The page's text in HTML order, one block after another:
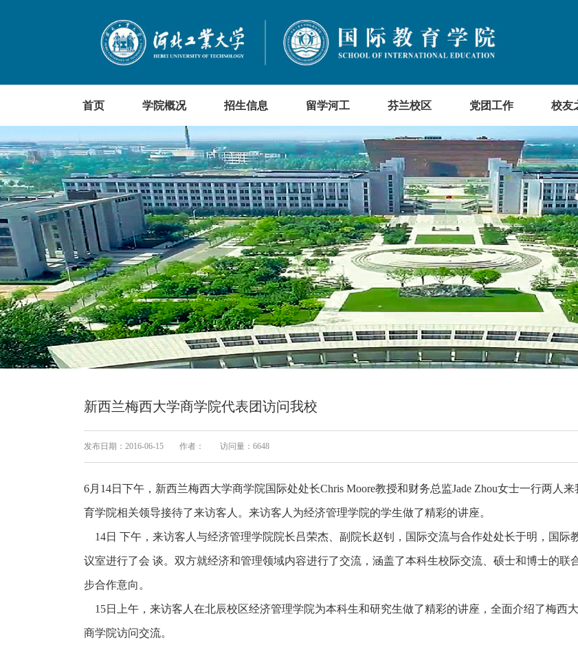
首页 学院概况 招生信息 留学河工 芬兰校区 党团工作 校友
新西兰梅西大学商学院代表团访问我校
发布日期：2016-06-15 作者： 访问量： 6648
6月14日下午，新西兰梅西大学商学院国际处处长Chris Moore教授和财务总监Jade Zhou女士一行两人
育学院相关领导接待了来访客人。来访客人为经济管理学院的学生做了精彩的讲座。
14日 下午，来访客人与经济管理学院院长吕荣杰、副院长赵钊，国际交流与合作处处长于明，国际
议室进行了会 谈。双方就经济和管理领域内容进行了交流，涵盖了本科生校际交流、硕士和博士的
步合作意向。
15日上午，来访客人在北辰校区经济管理学院为本科生和研究生做了精彩的讲座，全面介绍了梅西
商学院访问交流。